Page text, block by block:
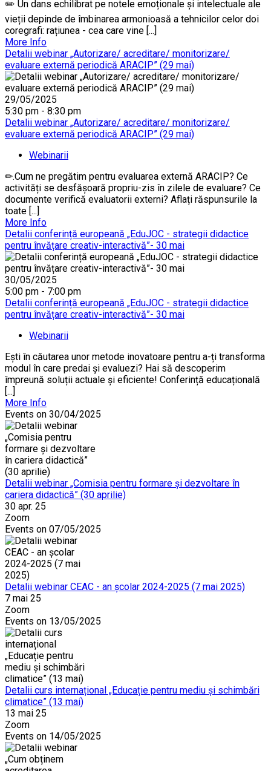
✏️ Un dans echilibrat pe notele emoționale și intelectuale ale
vieții depinde de îmbinarea armonioasă a tehnicilor celor doi
coregrafi: rațiunea - cea care vine [...]
More Info
Detalii webinar „Autorizare/ acreditare/ monitorizare/
evaluare externă periodică ARACIP” (29 mai)
29/05/2025
5:30 pm - 8:30 pm
Detalii webinar „Autorizare/ acreditare/ monitorizare/
evaluare externă periodică ARACIP” (29 mai)
Webinarii
✏.Cum ne pregătim pentru evaluarea externă ARACIP? Ce
activități se desfășoară propriu-zis în zilele de evaluare? Ce
documente verifică evaluatorii externi? Aflați răspunsurile la
toate [...]
More Info
Detalii conferință europeană „EduJOC - strategii didactice
pentru învățare creativ-interactivă”- 30 mai
30/05/2025
5:00 pm - 7:00 pm
Detalii conferință europeană „EduJOC - strategii didactice
pentru învățare creativ-interactivă”- 30 mai
Webinarii
Ești în căutarea unor metode inovatoare pentru a-ți transforma
modul în care predai și evaluezi? Hai să descoperim
împreună soluții actuale și eficiente! Conferință educațională
[...]
More Info
Events on 30/04/2025
Detalii webinar „Comisia pentru formare și dezvoltare în
cariera didactică” (30 aprilie)
30 apr. 25
Zoom
Events on 07/05/2025
Detalii webinar CEAC - an școlar 2024-2025 (7 mai 2025)
7 mai 25
Zoom
Events on 13/05/2025
Detalii curs internațional „Educație pentru mediu și schimbări
climatice” (13 mai)
13 mai 25
Zoom
Events on 14/05/2025